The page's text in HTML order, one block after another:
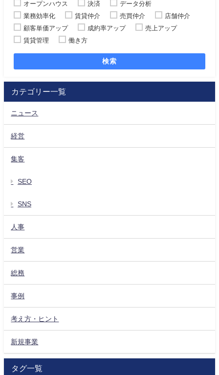
オープンハウス 決済
データ分析
業務効率化
賃貸仲介 売買仲介
店舗仲介
顧客単価アップ
成約率アップ
売上アップ
賃貸管理
働き方
検索
カテゴリー一覧
ニュース
経営
集客
SEO
SNS
人事
営業
総務
事例
考え方・ヒント
新規事業
タグ一覧